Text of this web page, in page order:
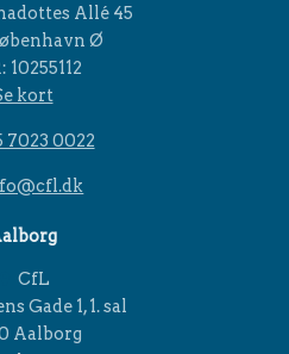
Allé 45
Ø
10255112
kort
7023 0022
CfL
Gade 1, 1. sal
Aalborg